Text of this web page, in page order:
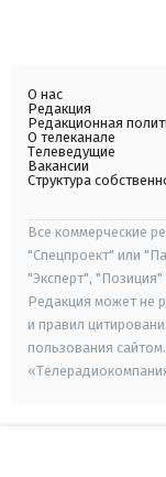
О нас
Редакция
Редакционная
О телеканале
Телеведущие
Вакансии
Структура
Все коммерческие
"Спецпроект" или
"Эксперт",
Редакция может не
и правил
пользования